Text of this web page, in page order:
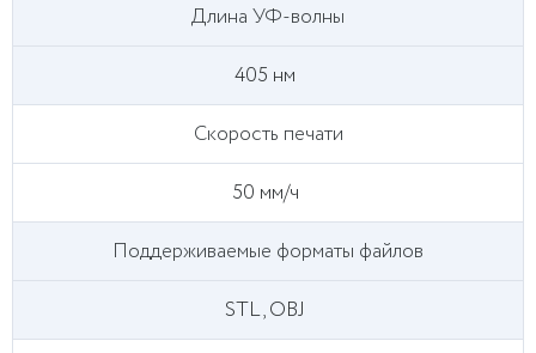
Длина УФ-волны
405 нм
Скорость печати
50 мм/ч
Поддерживаемые форматы файлов
STL, OBJ